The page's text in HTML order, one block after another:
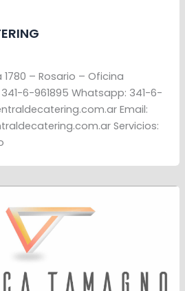
1780 – Rosario – Oficina
6-961895 Whatsapp: 341-6-
Email:
Servicios: